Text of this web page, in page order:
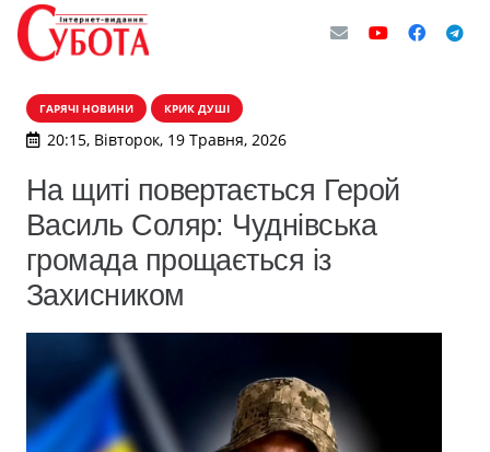
ГАРЯЧІ НОВИНИ КРИК ДУШІ
20:15, Вівторок, 19 Травня, 2026
На щиті повертається Герой
Василь Соляр: Чуднівська
громада прощається із
Захисником